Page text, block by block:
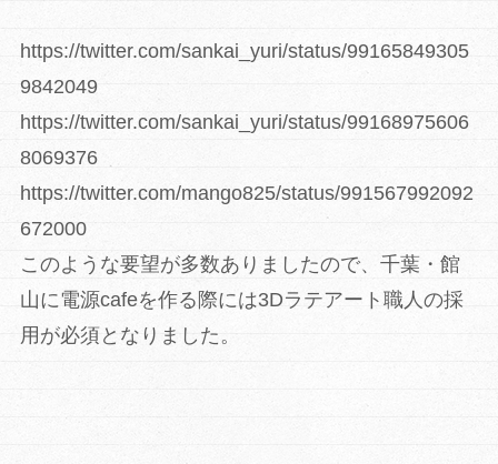
https://twitter.com/sankai_yuri/status/99165849305
9842049
https://twitter.com/sankai_yuri/status/99168975606
8069376
https://twitter.com/mango825/status/991567992092
672000
このような要望が多数ありましたので、千葉・館
山に電源cafeを作る際には3Dラテアート職人の採
用が必須となりました。